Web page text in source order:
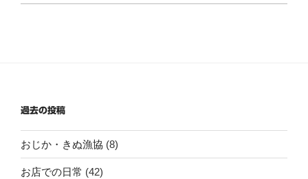
過去の投稿
おじか・きぬ漁協 (8)
お店での日常 (42)